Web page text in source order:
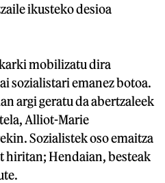
ikusteko desioa
mobilizatu dira
sozialistari emanez botoa.
argi geratu da abertzaleek
Alliot-Marie
Sozialistek oso emaitza
hiritan; Hendaian, besteak